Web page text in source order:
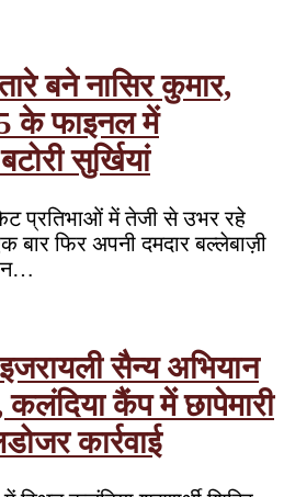
बने नासिर कुमार,
के फाइनल में
सुर्खियां
प्रतिभाओं में तेजी से उभर रहे
बार फिर अपनी दमदार बल्लेबाज़ी
सैन्य अभियान
कलंदिया कैंप में छापेमारी
कार्रवाई